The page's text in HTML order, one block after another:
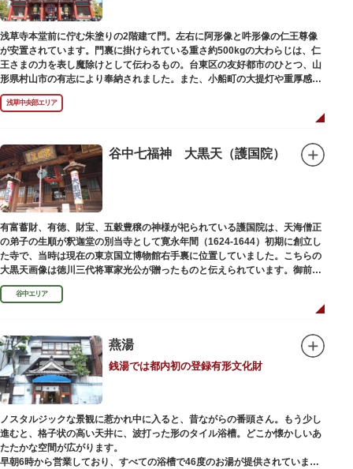
浅草寺本堂前に佇む朱塗りの2階建て門。左右に阿形像と吽形像の仁王尊像
が安置されています。門裏に掛けられている重さ約500kgの大わらじは、仁
王さまの力を表し魔除けとして伝わるもの。台東区の友好都市のひとつ、山
形県村山市の有志により奉納されました。また、小船町の大提灯や重厚感あ
ふれる吊灯篭も存在感を放ち、参拝客を迎えてくれます。
宝蔵門は、平安時代、武蔵守に任命された平公雅（たいらのきみまさ）によ
在の門は1964年にホテルニューオオタニ創始者・大谷米太郎の寄進により本
瓦葺きで再建された（2007年チタン瓦に葺き替え）楼門です。上層部には仏
教の経典である『元版⼀切経（げんばんいっさいきょう）』や寺宝が収蔵さ
れています。
浅草中央部エリア
谷中七福神 大黒天（護国院）
有富蓄財、有徳、財宝、五穀豊穣の神様が祀られている護国院は、天海僧正
の弟子の生順が釈迦堂の別当寺として寛永年間（1624-1644）初期に創立し
た寺で、当時は現在の東京国立博物館右手裏に位置していました。こちらの
大黒天画像は徳川三代将軍家光公が贈ったものと伝えられています。御前立
の大黒天木像は台東区文化財に指定されています。
谷中エリア
燕湯
銭湯では都内初の登録有形文化財
ノスタルジックな景観に惹かれ中に入ると、昔ながらの番頭さん。もう少し
進むと、格子状の高い天井に、波打った形のタイル浴槽。どこか懐かしいあ
たたかな空間が広がります。
早朝6時から営業しており、すべての浴槽で46度のお湯が提供されていま